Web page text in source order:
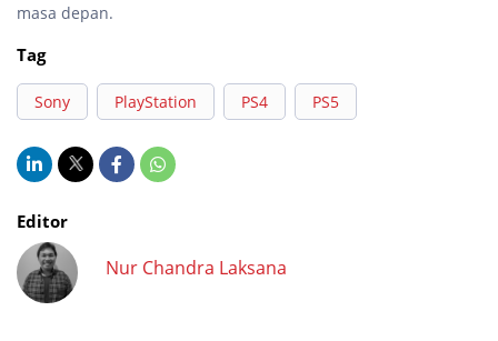
masa depan.
Tag
Sony PlayStation PS4 PS5
Editor
Nur Chandra Laksana